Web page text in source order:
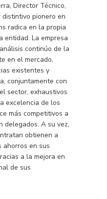
Director Técnico,
pionero en
radica en la propia
entidad. La empresa
continúo de la
en el mercado,
existentes y
conjuntamente con
sector, exhaustivos
excelencia de los
más competitivos a
delegados. A su vez,
obtienen a
ahorros en sus
a la mejora en
de sus